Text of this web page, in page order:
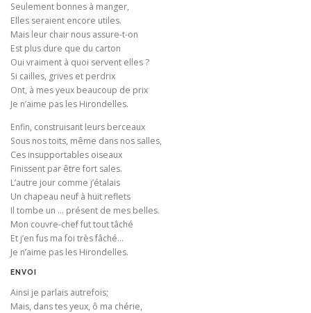
Seulement bonnes à manger,
Elles seraient encore utiles.
Mais leur chair nous assure-t-on
Est plus dure que du carton
Oui vraiment à quoi servent elles ?
Si cailles, grives et perdrix
Ont, à mes yeux beaucoup de prix
Je n’aime pas les Hirondelles.
Enfin, construisant leurs berceaux
Sous nos toits, même dans nos salles,
Ces insupportables oiseaux
Finissent par être fort sales.
L’autre jour comme j’étalais
Un chapeau neuf à huit reflets
Il tombe un … présent de mes belles.
Mon couvre-chef fut tout tâché
Et j’en fus ma foi très fâché…
Je n’aime pas les Hirondelles.
ENVOI
Ainsi je parlais autrefois;
Mais, dans tes yeux, ô ma chérie,